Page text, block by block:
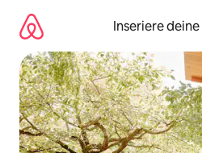
Inhalten
springen
Inseriere